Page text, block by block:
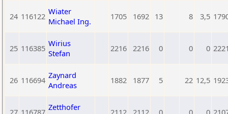
24 116122 Wiater
Michael Ing.
1705 1692 13 8 3,5
25 116385 Wirius
Stefan
2216 2216 0 0 0
26 116694 Zaynard
Andreas
1882 1877 5 22 12,5
27 116787 Zetthofer
2112 2112 0 0 0